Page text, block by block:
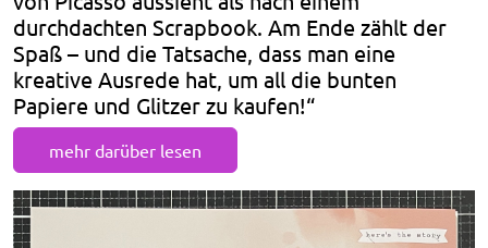
durchdachten Scrapbook. Am Ende zählt der
Spaß – und die Tatsache, dass man eine
kreative Ausrede hat, um all die bunten
Papiere und Glitzer zu kaufen!“
mehr darüber lesen